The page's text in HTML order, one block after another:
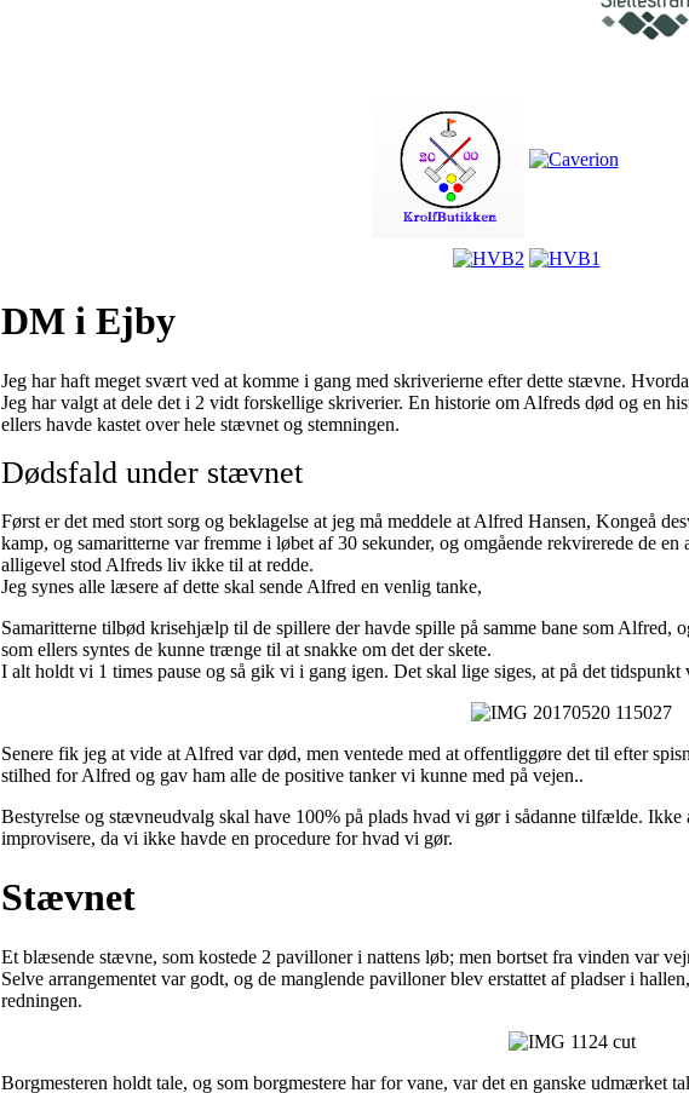
DM i Ejby
Jeg har haft meget svært ved at komme i gang med skriverierne efter dette stævne.
Jeg har valgt at dele det i 2 vidt forskellige skriverier. En historie om Alfreds død og en
ellers havde kastet over hele stævnet og stemningen.
Dødsfald under stævnet
Først er det med stort sorg og beklagelse at jeg må meddele at Alfred Hansen, Kongeå
kamp, og samaritterne var fremme i løbet af 30 sekunder, og omgående rekvirerede de
alligevel stod Alfreds liv ikke til at redde.
Jeg synes alle læsere af dette skal sende Alfred en venlig tanke,
Samaritterne tilbød krisehjælp til de spillere der havde spille på samme bane som Alfred,
som ellers syntes de kunne trænge til at snakke om det der skete.
I alt holdt vi 1 times pause og så gik vi i gang igen. Det skal lige siges, at på det
Senere fik jeg at vide at Alfred var død, men ventede med at offentliggøre det til efter
stilhed for Alfred og gav ham alle de positive tanker vi kunne med på vejen..
Bestyrelse og stævneudvalg skal have 100% på plads hvad vi gør i sådanne tilfælde.
improvisere, da vi ikke havde en procedure for hvad vi gør.
Stævnet
Et blæsende stævne, som kostede 2 pavilloner i nattens løb; men bortset fra vinden var
Selve arrangementet var godt, og de manglende pavilloner blev erstattet af pladser i
redningen.
Borgmesteren holdt tale, og som borgmestere har for vane, var det en ganske udmærket